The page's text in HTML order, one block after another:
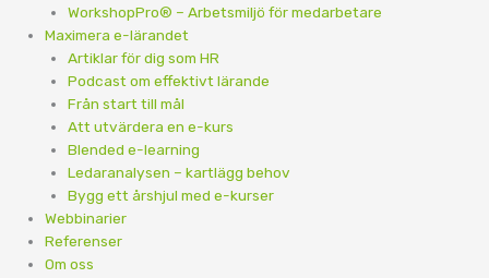
WorkshopPro® – Arbetsmiljö för medarbetare
Maximera e-lärandet
Artiklar för dig som HR
Podcast om effektivt lärande
Från start till mål
Att utvärdera en e-kurs
Blended e-learning
Ledaranalysen – kartlägg behov
Bygg ett årshjul med e-kurser
Webbinarier
Referenser
Om oss